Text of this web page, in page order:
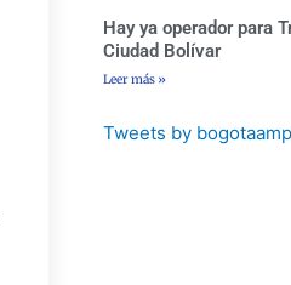
Hay ya operador para
Ciudad Bolívar
Leer más »
Tweets by